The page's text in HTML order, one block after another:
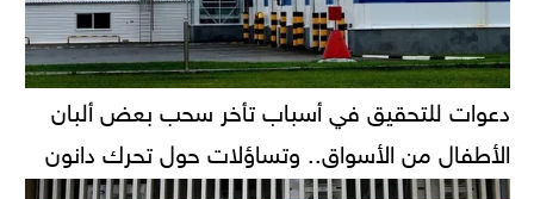
دعوات للتحقيق في أسباب تأخر سحب بعض ألبان
الأطفال من الأسواق.. وتساؤلات حول تحرك دانون